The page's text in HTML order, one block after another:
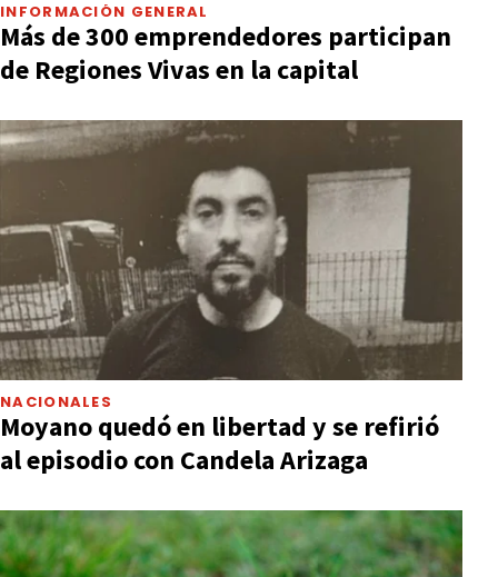
INFORMACIÓN GENERAL
Más de 300 emprendedores participan
de Regiones Vivas en la capital
NACIONALES
Moyano quedó en libertad y se refirió
al episodio con Candela Arizaga